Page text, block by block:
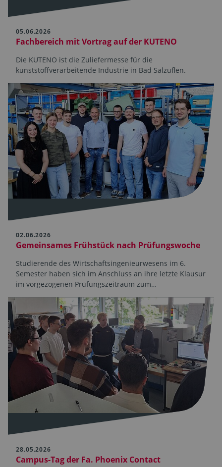
05.06.2026
Fachbereich mit Vortrag auf der KUTENO
Die KUTENO ist die Zuliefermesse für die
kunststoffverarbeitende Industrie in Bad Salzuflen.
02.06.2026
Gemeinsames Frühstück nach Prüfungswoche
Studierende des Wirtschaftsingenieurwesens im 6.
Semester haben sich im Anschluss an ihre letzte Klausur
im vorgezogenen Prüfungszeitraum zum…
28.05.2026
Campus-Tag der Fa. Phoenix Contact